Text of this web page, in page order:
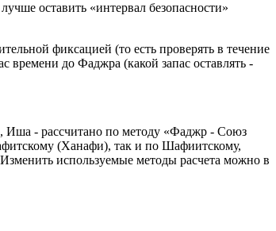
лучше оставить «интервал безопасности»
фиксацией (то есть проверять в течение
времени до Фаджра (какой запас оставлять -
Иша - рассчитано по методу «Фаджр - Союз
(Ханафи), так и по Шафиитскому,
используемые методы расчета можно в